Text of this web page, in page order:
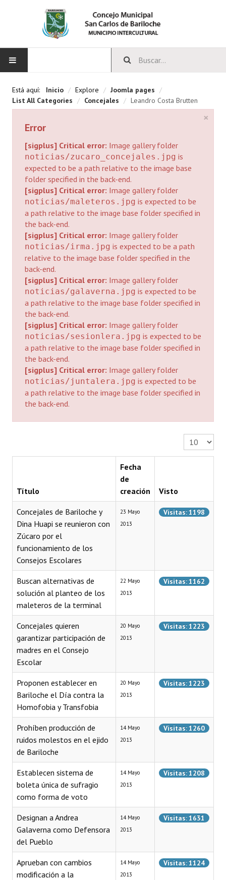
CONCEJO
Bloques Políticos
Integrantes del Concejo
Comisiones Permanentes
Comisiones Especiales
Concejales Mandato Cumplido
Programas
LEGISLACIÓN
Constitución Nacional
Constitución Provincial
Carta Orgánica 2007
Reglamento Interno
Digesto
Organigrama
DOCUMENTOS
Actas de Sesión
Informes de Unidad Coordinadora
Ejecución Presupuestaria
NORMATIVA
Comunicaciones
Declaraciones
Resoluciones
Resoluciones de Presidencia
INSTITUCIONAL
Antiguos Pobladores
Noticias Destacadas
Registros y Distinciones
Datos Históricos
Premio al Mérito - Registro
Mujeres que Dejaron Huellas - Registro
Periodistas Decanos - Registro
Ciudadano Ilustre - Registro
Está aquí: Inicio / Explore / Joomla pages /
List All Categories / Concejales / Leandro Costa Brutten
×
Error
[sigplus] Critical error: Image gallery folder
noticias/zucaro_concejales.jpg is
expected to be a path relative to the image base
folder specified in the back-end.
[sigplus] Critical error: Image gallery folder
noticias/maleteros.jpg is expected to be
a path relative to the image base folder specified in
the back-end.
[sigplus] Critical error: Image gallery folder
noticias/irma.jpg is expected to be a path
relative to the image base folder specified in the
back-end.
[sigplus] Critical error: Image gallery folder
noticias/galaverna.jpg is expected to be
a path relative to the image base folder specified in
the back-end.
[sigplus] Critical error: Image gallery folder
noticias/sesionlera.jpg is expected to be
a path relative to the image base folder specified in
the back-end.
[sigplus] Critical error: Image gallery folder
noticias/juntalera.jpg is expected to be
a path relative to the image base folder specified in
the back-end.
Cantidad a
Título
Fecha
de
creación
Visto
Concejales de Bariloche y
Dina Huapi se reunieron con
Zúcaro por el
funcionamiento de los
Consejos Escolares
23 Mayo
2013
Visitas: 1198
Buscan alternativas de
solución al planteo de los
maleteros de la terminal
22 Mayo
2013
Visitas: 1162
Concejales quieren
garantizar participación de
madres en el Consejo
Escolar
20 Mayo
2013
Visitas: 1223
Proponen establecer en
Bariloche el Día contra la
Homofobia y Transfobia
20 Mayo
2013
Visitas: 1223
Prohíben producción de
ruidos molestos en el ejido
de Bariloche
14 Mayo
2013
Visitas: 1260
Establecen sistema de
boleta única de sufragio
como forma de voto
14 Mayo
2013
Visitas: 1208
Designan a Andrea
Galaverna como Defensora
del Pueblo
14 Mayo
2013
Visitas: 1631
Aprueban con cambios
modificación a la
14 Mayo
2013
Visitas: 1124